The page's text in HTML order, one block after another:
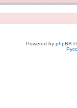
Powered by phpBB